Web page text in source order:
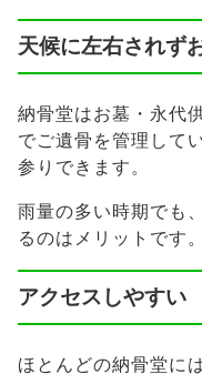
天候に左右されず
納骨堂はお墓・永代
でご遺骨を管理して
参りできます。
雨量の多い時期でも
るのはメリットです。
アクセスしやすい
ほとんどの納骨堂に